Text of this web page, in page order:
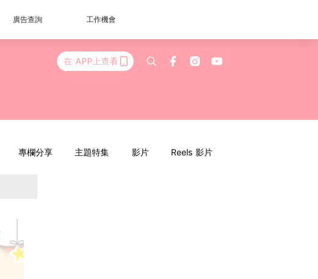
廣告查詢 工作機會
在 APP上查看
專欄分享 主題特集 影片 Reels 影片